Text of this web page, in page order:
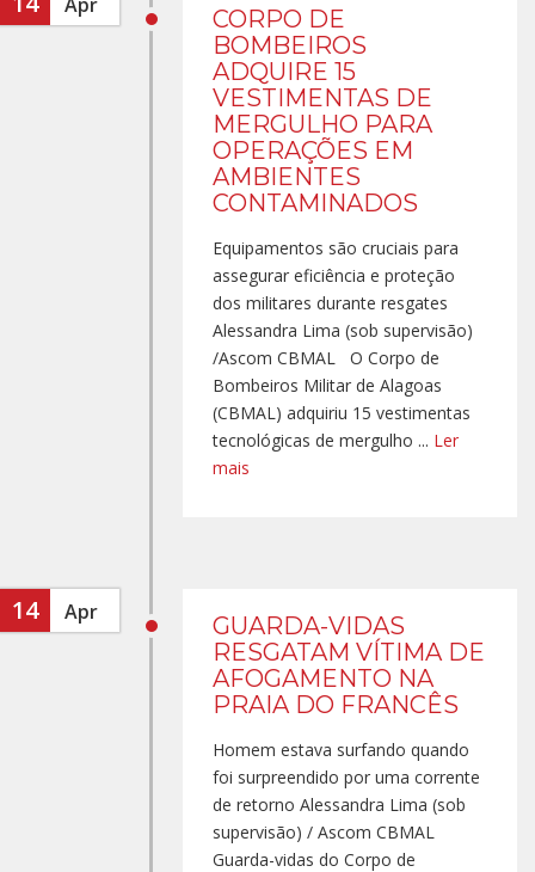
CORPO DE
BOMBEIROS
ADQUIRE 15
VESTIMENTAS DE
MERGULHO PARA
OPERAÇÕES EM
AMBIENTES
CONTAMINADOS
Equipamentos são cruciais para
assegurar eficiência e proteção
dos militares durante resgates
Alessandra Lima (sob supervisão)
/Ascom CBMAL O Corpo de
Bombeiros Militar de Alagoas
(CBMAL) adquiriu 15 vestimentas
tecnológicas de mergulho ... Ler
mais
14 Apr
GUARDA-VIDAS
RESGATAM VÍTIMA DE
AFOGAMENTO NA
PRAIA DO FRANCÊS
Homem estava surfando quando
foi surpreendido por uma corrente
de retorno Alessandra Lima (sob
supervisão) / Ascom CBMAL
Guarda-vidas do Corpo de